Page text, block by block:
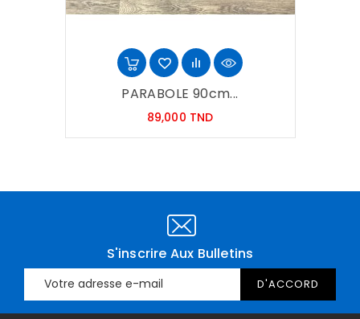
PARABOLE 90cm...
89,000 TNDPrix
S'inscrire Aux Bulletins